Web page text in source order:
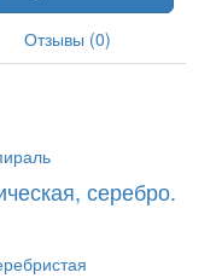
Отзывы (0)
серебро.